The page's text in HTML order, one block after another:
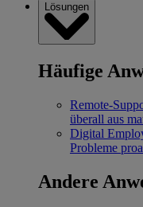
Lösungen
Häufige
Remote-
überall aus
Digital
Probleme
Andere